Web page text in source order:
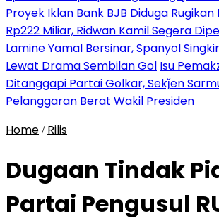
Proyek Iklan Bank BJB Diduga
Rp222 Miliar, Ridwan Kamil Segera
Lamine Yamal Bersinar, Spanyol
Lewat Drama Sembilan Gol Isu
Ditanggapi Partai Golkar, Sekǰen
Pelanggaran Berat Wakil Presiden
Home / Rilis
Dugaan Tindak
Partai Pengusul